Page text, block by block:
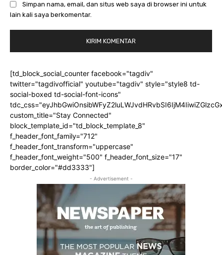
Simpan nama, email, dan situs web saya di browser ini untuk
lain kali saya berkomentar.
[td_block_social_counter facebook="tagdiv"
twitter="tagdivofficial" youtube="tagdiv" style="style8 td-
social-boxed td-social-font-icons"
custom_title="Stay Connected"
block_template_id="td_block_template_8"
f_header_font_family="712"
f_header_font_transform="uppercase"
f_header_font_weight="500" f_header_font_size="17"
border_color="#dd3333"]
- Advertisement -